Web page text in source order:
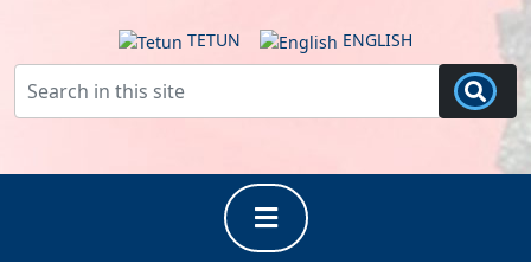
TETUN ENGLISH
Button